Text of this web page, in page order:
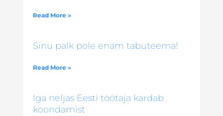
Read More »
Sinu palk pole enam tabuteema!
Read More »
Iga neljas Eesti töötaja kardab
koondamist